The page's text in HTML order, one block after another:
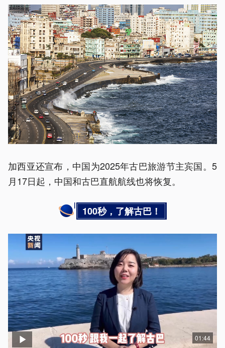
加西亚还宣布，中国为2025年古巴旅游节主宾国。5
月17日起，中国和古巴直航航线也将恢复。
100秒，了解古巴！
01:44